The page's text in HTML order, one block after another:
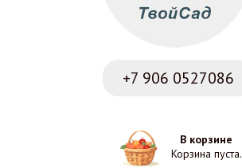
+7 906 0527086
В корзине
Корзина пуста.